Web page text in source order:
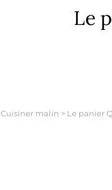
Le
Cuisiner malin > Le panier